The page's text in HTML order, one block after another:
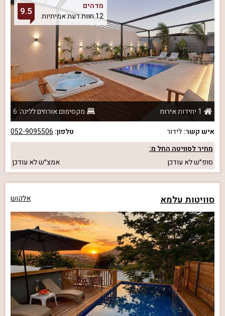
מדהים
12 חוות דעת אמיתיות
9.5
1 יחידות אירוח
מקסימום אורחים ללינה: 6
איש קשר:לידור טלפון: 052-9095506
מחיר לסוויטה החל מ:
סופ״שלא עודכן אמצ״שלא עודכן
סוויטות עלמא אלקוש